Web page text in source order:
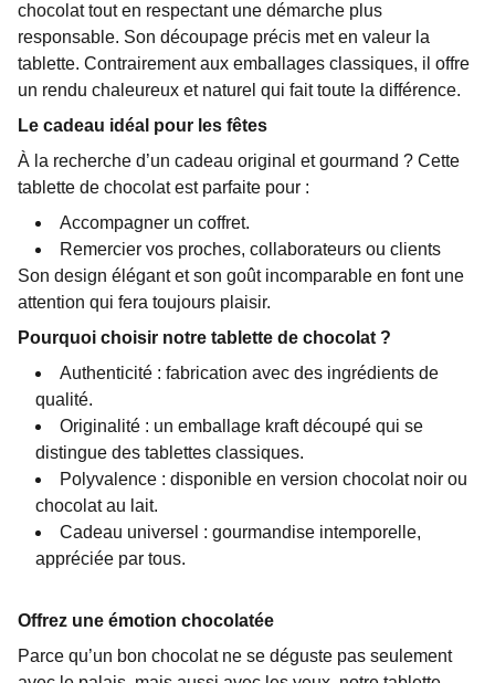
chocolat tout en respectant une démarche plus
responsable. Son découpage précis met en valeur la
tablette. Contrairement aux emballages classiques, il offre
un rendu chaleureux et naturel qui fait toute la différence.
Le cadeau idéal pour les fêtes
À la recherche d’un cadeau original et gourmand ? Cette
tablette de chocolat est parfaite pour :
Accompagner un coffret.
Remercier vos proches, collaborateurs ou clients
Son design élégant et son goût incomparable en font une
attention qui fera toujours plaisir.
Pourquoi choisir notre tablette de chocolat ?
Authenticité : fabrication avec des ingrédients de
qualité.
Originalité : un emballage kraft découpé qui se
distingue des tablettes classiques.
Polyvalence : disponible en version chocolat noir ou
chocolat au lait.
Cadeau universel : gourmandise intemporelle,
appréciée par tous.
Offrez une émotion chocolatée
Parce qu’un bon chocolat ne se déguste pas seulement